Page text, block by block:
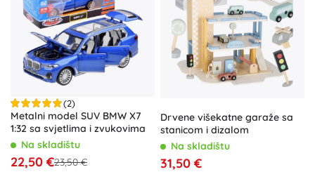
(2)
Metalni model SUV BMW X7
1:32 sa svjetlima i zvukovima
Na skladištu
22,50 €23,50 €
Drvene višekatne garaže sa
stanicom i dizalom
Na skladištu
31,50 €